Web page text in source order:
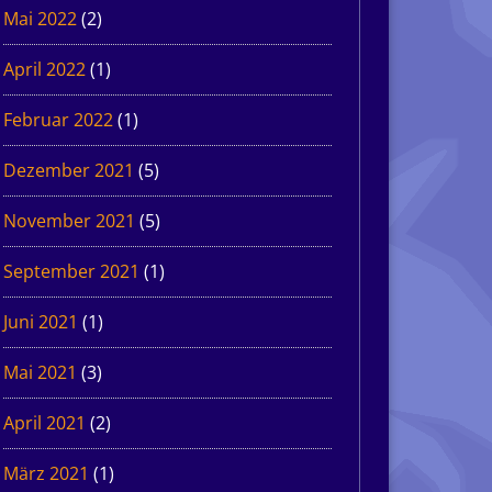
Mai 2022(2)
April 2022(1)
Februar 2022(1)
Dezember 2021 (5)
November 2021 (5)
September 2021 (1)
Juni 2021 (1)
Mai 2021 (3)
April 2021 (2)
März 2021 (1)